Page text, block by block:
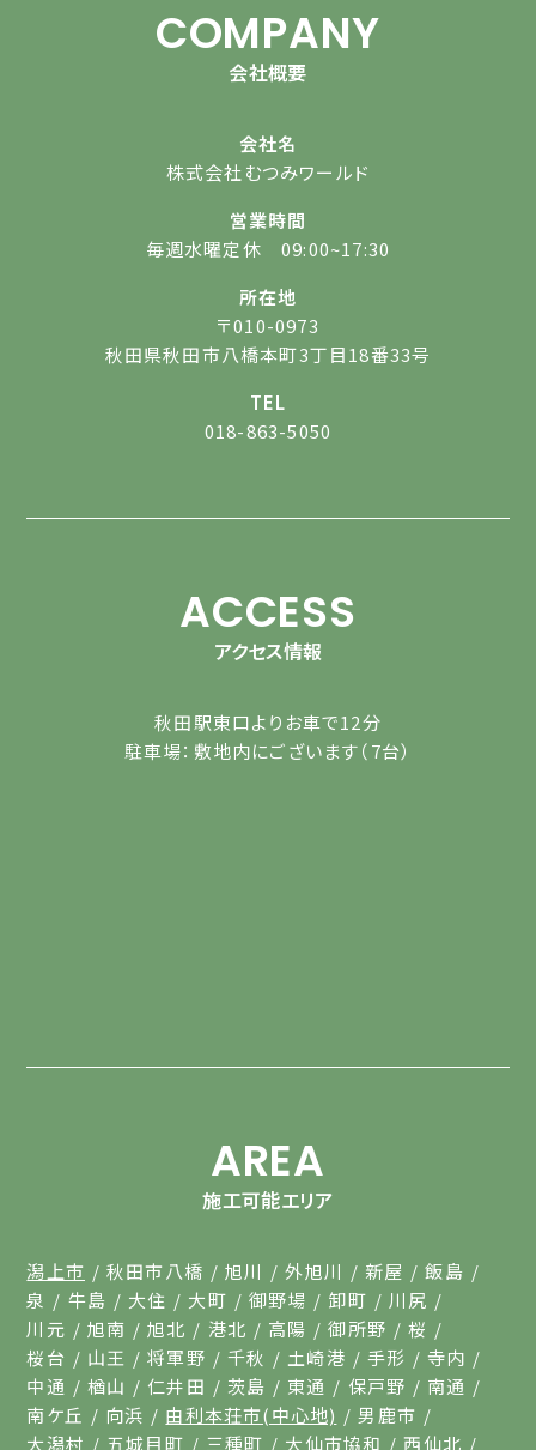
COMPANY
会社概要
会社名
株式会社むつみワールド
営業時間
毎週水曜定休 09:00~17:30
所在地
〒010-0973
秋田県秋田市八橋本町3丁目18番33号
TEL
018-863-5050
ACCESS
アクセス情報
秋田駅東口よりお車で12分
駐車場：敷地内にございます（7台）
AREA
施工可能エリア
潟上市 秋田市八橋 旭川 外旭川 新屋
飯島
泉
牛島 大住 大町 御野場 卸町
川尻
川元
旭南 旭北 港北 高陽 御所野
桜
桜台
山王 将軍野 千秋 土崎港 手形
寺内
中通
楢山 仁井田 茨島 東通 保戸野
南通
南ケ丘
向浜 由利本荘市(中心地)
男鹿市
大潟村
五城目町 三種町 大仙市協和 西仙北